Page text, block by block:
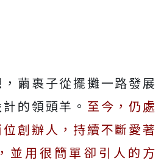
繭裹子從擺攤一路發展
的領頭羊。 至今，仍處
創辦人，持續不斷愛著
並用很簡單卻引人的方